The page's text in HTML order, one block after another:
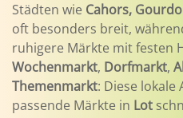
Städten wie Cahors,
oft besonders breit,
ruhigere Märkte mit festen
Wochenmarkt, Dorfmarkt,
Themenmarkt: Diese lokale
passende Märkte in Lot